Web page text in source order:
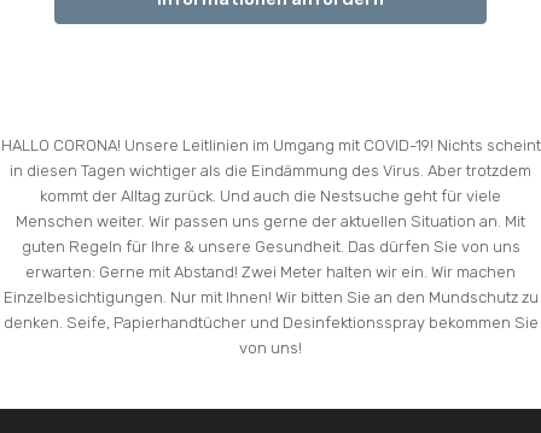
HALLO CORONA! Unsere Leitlinien im Umgang mit COVID-19! Nichts scheint
in diesen Tagen wichtiger als die Eindämmung des Virus. Aber trotzdem
kommt der Alltag zurück. Und auch die Nestsuche geht für viele
Menschen weiter. Wir passen uns gerne der aktuellen Situation an. Mit
guten Regeln für Ihre & unsere Gesundheit. Das dürfen Sie von uns
erwarten: Gerne mit Abstand! Zwei Meter halten wir ein. Wir machen
Einzelbesichtigungen. Nur mit Ihnen! Wir bitten Sie an den Mundschutz zu
denken. Seife, Papierhandtücher und Desinfektionsspray bekommen Sie
von uns!